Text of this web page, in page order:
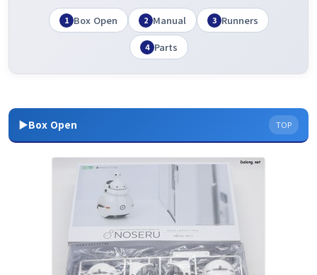
1 Box Open 2 Manual 3 Runners
4 Parts
▶Box Open TOP